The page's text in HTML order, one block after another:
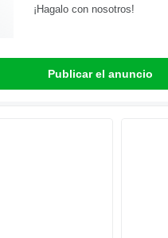
¡Hagalo con nosotros!
Publicar el anuncio